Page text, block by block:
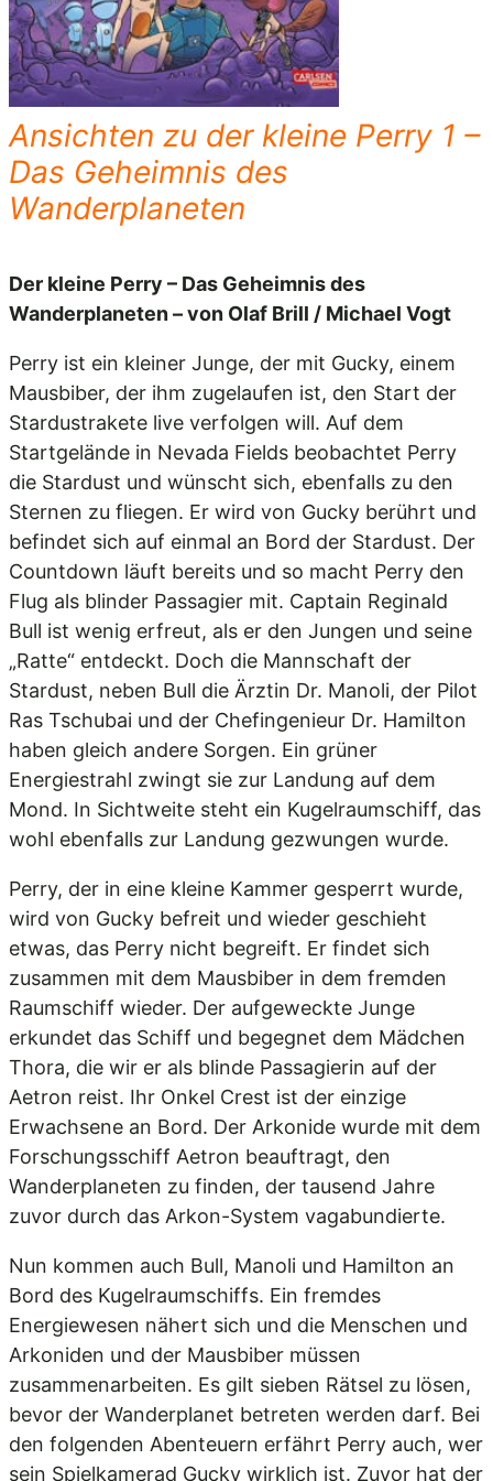
Ansichten zu der kleine Perry 1 –
Das Geheimnis des
Wanderplaneten
Der kleine Perry – Das Geheimnis des
Wanderplaneten – von Olaf Brill / Michael Vogt
Perry ist ein kleiner Junge, der mit Gucky, einem
Mausbiber, der ihm zugelaufen ist, den Start der
Stardustrakete live verfolgen will. Auf dem
Startgelände in Nevada Fields beobachtet Perry
die Stardust und wünscht sich, ebenfalls zu den
Sternen zu fliegen. Er wird von Gucky berührt und
befindet sich auf einmal an Bord der Stardust. Der
Countdown läuft bereits und so macht Perry den
Flug als blinder Passagier mit. Captain Reginald
Bull ist wenig erfreut, als er den Jungen und seine
„Ratte“ entdeckt. Doch die Mannschaft der
Stardust, neben Bull die Ärztin Dr. Manoli, der Pilot
Ras Tschubai und der Chefingenieur Dr. Hamilton
haben gleich andere Sorgen. Ein grüner
Energiestrahl zwingt sie zur Landung auf dem
Mond. In Sichtweite steht ein Kugelraumschiff, das
wohl ebenfalls zur Landung gezwungen wurde.
Perry, der in eine kleine Kammer gesperrt wurde,
wird von Gucky befreit und wieder geschieht
etwas, das Perry nicht begreift. Er findet sich
zusammen mit dem Mausbiber in dem fremden
Raumschiff wieder. Der aufgeweckte Junge
erkundet das Schiff und begegnet dem Mädchen
Thora, die wir er als blinde Passagierin auf der
Aetron reist. Ihr Onkel Crest ist der einzige
Erwachsene an Bord. Der Arkonide wurde mit dem
Forschungsschiff Aetron beauftragt, den
Wanderplaneten zu finden, der tausend Jahre
zuvor durch das Arkon-System vagabundierte.
Nun kommen auch Bull, Manoli und Hamilton an
Bord des Kugelraumschiffs. Ein fremdes
Energiewesen nähert sich und die Menschen und
Arkoniden und der Mausbiber müssen
zusammenarbeiten. Es gilt sieben Rätsel zu lösen,
bevor der Wanderplanet betreten werden darf. Bei
den folgenden Abenteuern erfährt Perry auch, wer
sein Spielkamerad Gucky wirklich ist. Zuvor hat der